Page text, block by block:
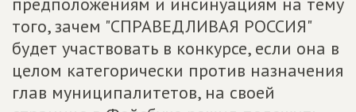
того, зачем "СПРАВЕДЛИВАЯ РОССИЯ"
будет участвовать в конкурсе, если она в
целом категорически против назначения
глав муниципалитетов, на своей